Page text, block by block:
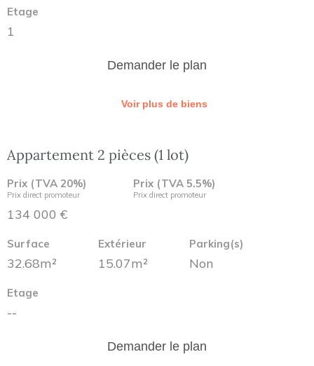
Etage
1
Demander le plan
Voir plus de biens
Appartement 2 pièces (1 lot)
Prix (TVA 20%)
Prix direct promoteur
134 000 €
Prix (TVA 5.5%)
Prix direct promoteur
Surface
32.68m²
Extérieur
15.07m²
Parking(s)
Non
Etage
--
Demander le plan